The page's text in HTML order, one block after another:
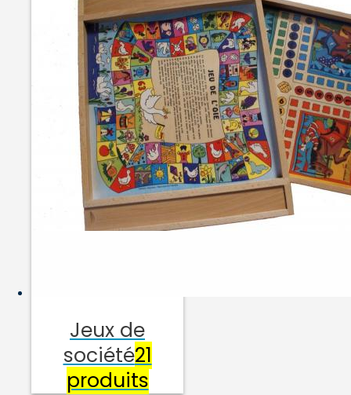
Jeux de
société21
produits